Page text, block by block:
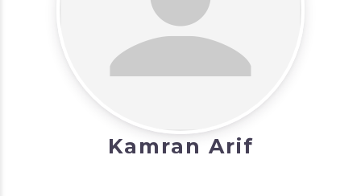
Kamran Arif